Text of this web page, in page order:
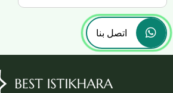
اتصل بنا